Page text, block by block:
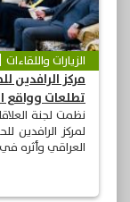
الزيارات واللقاءات
تطلعات وواقع
نظمت لجنة
العراقي وأثره